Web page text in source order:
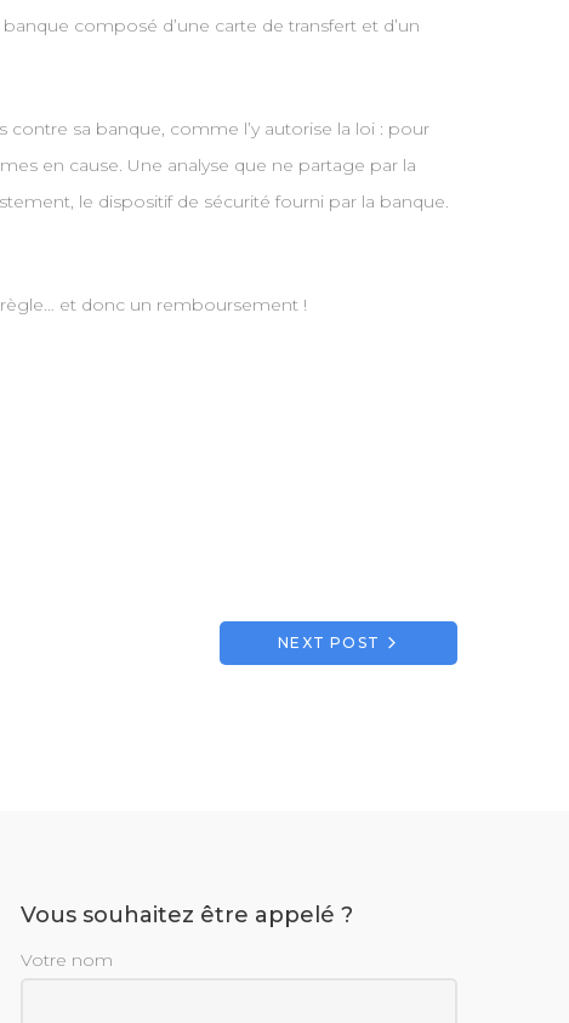
composé d’une carte de transfert et d’un
contre sa banque, comme l’y autorise la loi : pour
en cause. Une analyse que ne partage par la
le dispositif de sécurité fourni par la banque.
et donc un remboursement !
NEXT POST
Vous souhaitez être appelé ?
Votre nom